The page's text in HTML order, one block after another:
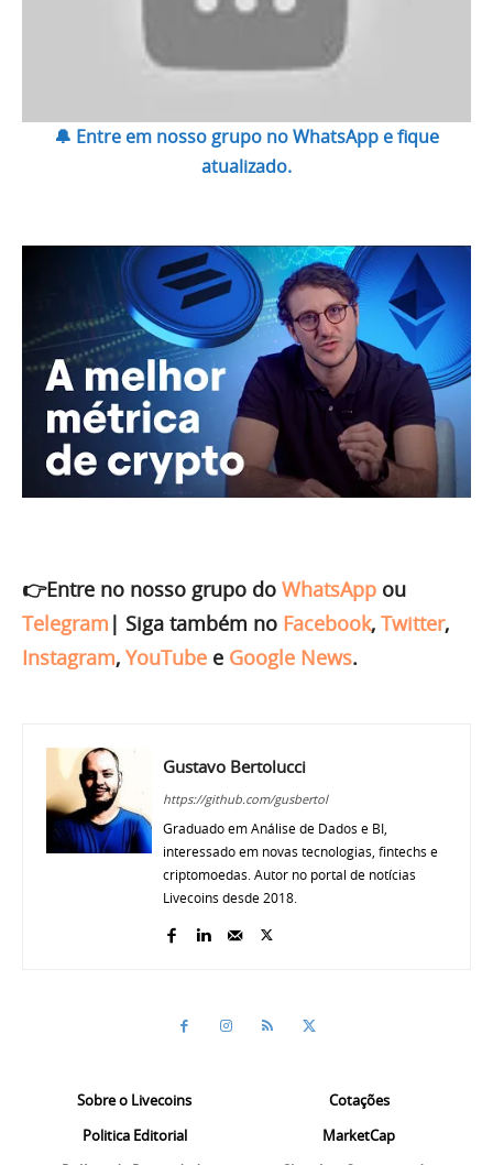
🔔 Entre em nosso grupo no WhatsApp e fique
atualizado.
👉Entre no nosso grupo do WhatsApp ou
Telegram | Siga também no Facebook, Twitter,
Instagram, YouTube e Google News.
Gustavo Bertolucci
https://github.com/gusbertol
Graduado em Análise de Dados e BI,
interessado em novas tecnologias, fintechs e
criptomoedas. Autor no portal de notícias
Livecoins desde 2018.
Sobre o Livecoins
Politica Editorial
Cotações
MarketCap